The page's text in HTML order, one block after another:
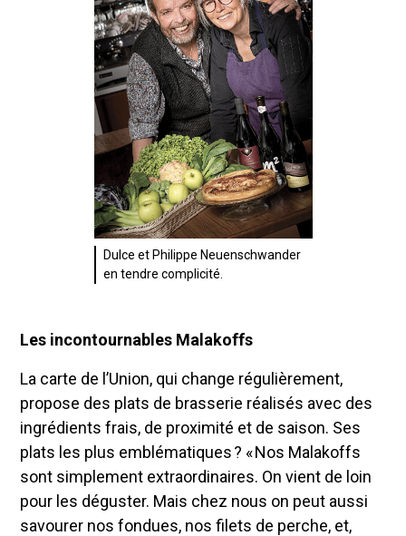
Dulce et Philippe Neuenschwander
en tendre complicité.
Les incontournables Malakoffs
La carte de l’Union, qui change régulièrement,
propose des plats de brasserie réalisés avec des
ingrédients frais, de proximité et de saison. Ses
plats les plus emblématiques ? « Nos Malakoffs
sont simplement extraordinaires. On vient de loin
pour les déguster. Mais chez nous on peut aussi
savourer nos fondues, nos filets de perche, et,